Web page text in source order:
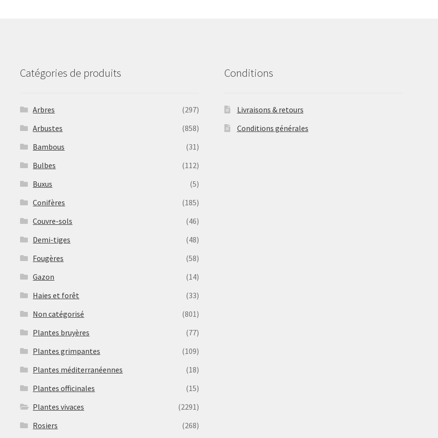
page
page
Catégories de produits
Arbres
(297)
Arbustes
(858)
Bambous
(31)
Bulbes
(112)
Buxus
(5)
Conifères
(185)
Couvre-sols
(46)
Demi-tiges
(48)
Fougères
(58)
Gazon
(14)
Haies et forêt
(33)
Non catégorisé
(801)
Plantes bruyères
(77)
Plantes grimpantes
(109)
Plantes méditerranéennes
(18)
Plantes officinales
(15)
Plantes vivaces
(2291)
Rosiers
(268)
Conditions
Livraisons & retours
Conditions générales